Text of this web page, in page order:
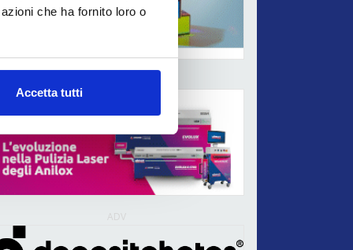
che ha fornito loro o
Accetta tutti
ADV